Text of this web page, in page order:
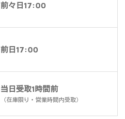
前々日17:00
前日17:00
当日受取1時間前
（在庫限り・営業時間内受取）